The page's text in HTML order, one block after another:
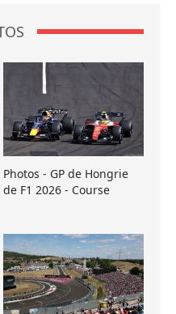
Photos - GP de Hongrie
de F1 2026 - Course